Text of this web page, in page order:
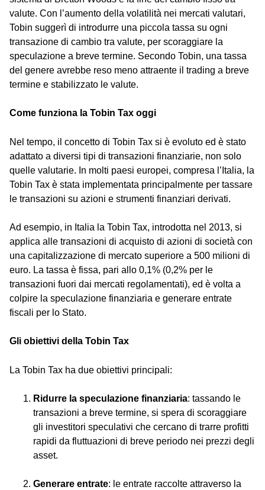
valute. Con l’aumento della volatilità nei mercati valutari,
Tobin suggerì di introdurre una piccola tassa su ogni
transazione di cambio tra valute, per scoraggiare la
speculazione a breve termine. Secondo Tobin, una tassa
del genere avrebbe reso meno attraente il trading a breve
termine e stabilizzato le valute.
Come funziona la Tobin Tax oggi
Nel tempo, il concetto di Tobin Tax si è evoluto ed è stato
adattato a diversi tipi di transazioni finanziarie, non solo
quelle valutarie. In molti paesi europei, compresa l’Italia, la
Tobin Tax è stata implementata principalmente per tassare
le transazioni su azioni e strumenti finanziari derivati.
Ad esempio, in Italia la Tobin Tax, introdotta nel 2013, si
applica alle transazioni di acquisto di azioni di società con
una capitalizzazione di mercato superiore a 500 milioni di
euro. La tassa è fissa, pari allo 0,1% (0,2% per le
transazioni fuori dai mercati regolamentati), ed è volta a
colpire la speculazione finanziaria e generare entrate
fiscali per lo Stato.
Gli obiettivi della Tobin Tax
La Tobin Tax ha due obiettivi principali:
Ridurre la speculazione finanziaria: tassando le
transazioni a breve termine, si spera di scoraggiare
gli investitori speculativi che cercano di trarre profitti
rapidi da fluttuazioni di breve periodo nei prezzi degli
asset.
Generare entrate: le entrate raccolte attraverso la